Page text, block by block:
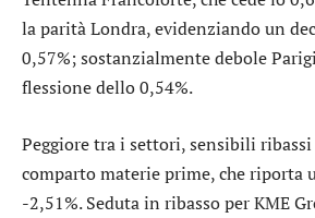
la paritàLondra, evidenziando un
0,57%; sostanzialmente deboleParigi
flessione dello 0,54%.
Peggiore tra i settori, sensibili
compartomaterie prime, che riporta
-2,51%. Seduta in ribasso perKME